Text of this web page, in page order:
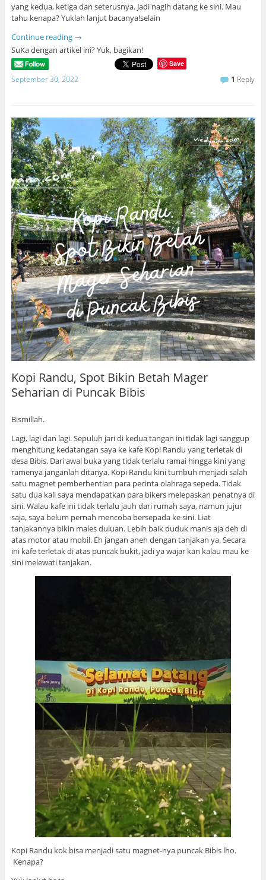
yang kedua, ketiga dan seterusnya. Jadi nagih datang ke sini. Mau
tahu kenapa? Yuklah lanjut bacanya!selain
Continue reading →
SuKa dengan artikel ini? Yuk, bagikan!
Save
September 30, 2022 1 Reply
Kopi Randu, Spot Bikin Betah Mager
Seharian di Puncak Bibis
Bismillah.
Lagi, lagi dan lagi. Sepuluh jari di kedua tangan ini tidak lagi sanggup
menghitung kedatangan saya ke kafe Kopi Randu yang terletak di
desa Bibis. Dari awal buka yang tidak terlalu ramai hingga kini yang
ramenya janganlah ditanya. Kopi Randu kini tumbuh menjadi salah
satu magnet pemberhentian para pecinta olahraga sepeda. Tidak
satu dua kali saya mendapatkan para bikers melepaskan penatnya di
sini. Walau kafe ini tidak terlalu jauh dari rumah saya, namun jujur
saja, saya belum pernah mencoba bersepada ke sini. Liat
tanjakannya bikin males duluan. Lebih baik duduk manis aja deh di
atas motor atau mobil. Eh jangan aneh dengan tanjakan ya. Secara
ini kafe terletak di atas puncak bukit, jadi ya wajar kan kalau mau ke
sini melewati tanjakan.
Kopi Randu kok bisa menjadi satu magnet-nya puncak Bibis lho.
Kenapa?